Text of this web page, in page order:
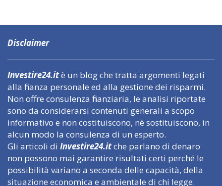
Disclaimer
Investire24.itè un blog che tratta argomenti legati
alla finanza personale ed alla gestione dei risparmi.
Non offre consulenza finanziaria, le analisi riportate
sono da considerarsi contenuti generali a scopo
informativo e non costituiscono, nè sostituiscono, in
alcun modo la consulenza di un esperto.
Gli articoli di Investire24.itche parlano di denaro
non possono mai garantire risultati certi perché le
possibilità variano a seconda delle capacità, della
situazione economica e ambientale di chi legge.